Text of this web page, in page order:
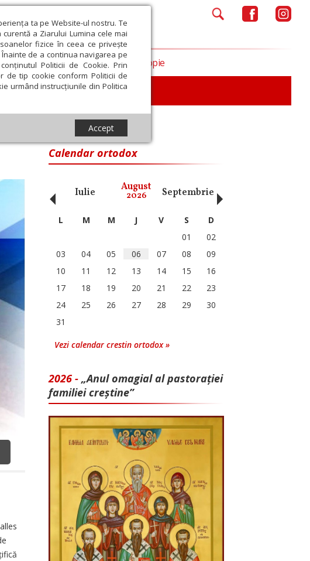
ta pe Website-ul nostru. Te
a Ziarului Lumina cele mai
fizice în ceea ce privește
de a continua navigarea pe
Politicii de Cookie. Prin
de tip cookie conform Politicii de
urmând instrucțiunile din Politica
Accept
Interviu
Societate Opinii Filantropie
Calendar ortodox
Iulie August
2026 Septembrie Octombrie
‹ L M M J V S
D
01
02
03
04 05 06 07 08
09
10
11 12 13 14 15
16
17
18 19 20 21 22
23
24
25 26 27 28 29
30
31
Vezi calendar crestin ortodox »
2026 - „Anul omagial al pastorației
familiei creștine”